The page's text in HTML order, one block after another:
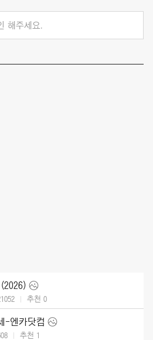
해주세요.
추천 0
-엔카닷컴
추천 1